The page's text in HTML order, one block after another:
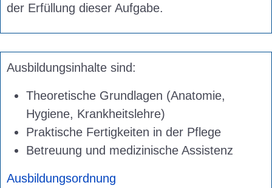
der Erfüllung dieser Aufgabe.
Ausbildungsinhalte sind:
Theoretische Grundlagen (Anatomie,
Hygiene, Krankheitslehre)
Praktische Fertigkeiten in der Pflege
Betreuung und medizinische Assistenz
Ausbildungsordnung